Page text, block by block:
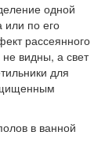
одной
или по его
рассеянного
видны, а свет
для
в ванной